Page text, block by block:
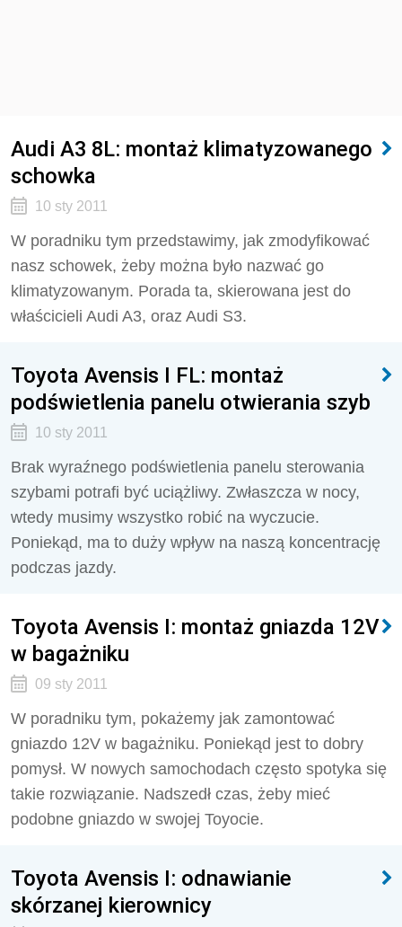
Audi A3 8L: montaż klimatyzowanego
schowka
10 sty 2011
W poradniku tym przedstawimy, jak zmodyfikować
nasz schowek, żeby można było nazwać go
klimatyzowanym. Porada ta, skierowana jest do
właścicieli Audi A3, oraz Audi S3.
Toyota Avensis I FL: montaż
podświetlenia panelu otwierania szyb
10 sty 2011
Brak wyraźnego podświetlenia panelu sterowania
szybami potrafi być uciążliwy. Zwłaszcza w nocy,
wtedy musimy wszystko robić na wyczucie.
Poniekąd, ma to duży wpływ na naszą koncentrację
podczas jazdy.
Toyota Avensis I: montaż gniazda 12V
w bagażniku
09 sty 2011
W poradniku tym, pokażemy jak zamontować
gniazdo 12V w bagażniku. Poniekąd jest to dobry
pomysł. W nowych samochodach często spotyka się
takie rozwiązanie. Nadszedł czas, żeby mieć
podobne gniazdo w swojej Toyocie.
Toyota Avensis I: odnawianie
skórzanej kierownicy